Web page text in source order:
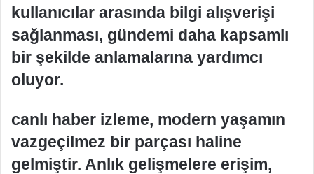
kullanıcılar arasında bilgi alışverişi
sağlanması, gündemi daha kapsamlı
bir şekilde anlamalarına yardımcı
oluyor.
canlı haber izleme, modern yaşamın
vazgeçilmez bir parçası haline
gelmiştir. Anlık gelişmelere erişim,